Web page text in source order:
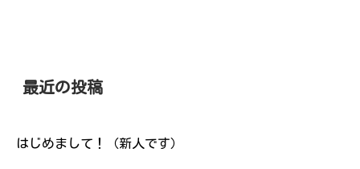
最近の投稿
はじめまして！（新人です）